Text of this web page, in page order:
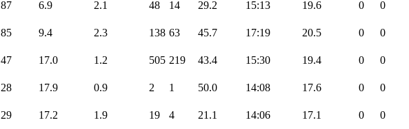
87 6.9 2.1 48 14 29.2 15:13 19.6 0
0
85 9.4 2.3 138 63 45.7 17:19 20.5 0 0
47 17.0 1.2 505 219 43.4 15:30 19.4 0 0
28 17.9 0.9 2 1 50.0 14:08 17.6 0 0
29 17.2 1.9 19 4 21.1 14:06 17.1 0
0